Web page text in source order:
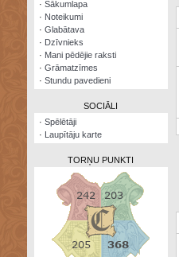
Visatcera
almanahs
· Sākumlapa
· Noteikumi
· Glabātava
· Dzīvnieks
· Mani pēdējie raksti
· Grāmatzīmes
· Stundu pavedieni
SOCIĀLI
· Spēlētāji
· Laupītāju karte
TORŅU PUNKTI